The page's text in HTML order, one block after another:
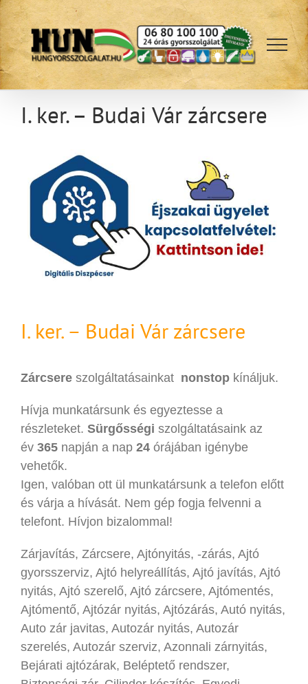
Kihagyás
I. ker. – Budai Vár zárcsere
I. ker. – Budai Vár zárcsere
Zárcsere szolgáltatásainkat nonstop kínáljuk.
Hívja munkatársunk és egyeztesse a
részleteket. Sürgősségi szolgáltatásaink az
év 365 napján a nap 24 órájában igénybe
vehetők.
Igen, valóban ott ül munkatársunk a telefon előtt
és várja a hívását. Nem gép fogja felvenni a
telefont. Hívjon bizalommal!
Zárjavítás, Zárcsere, Ajtónyitás, -zárás, Ajtó
gyorsszerviz, Ajtó helyreállítás, Ajtó javítás, Ajtó
nyitás, Ajtó szerelő, Ajtó zárcsere, Ajtómentés,
Ajtómentő, Ajtózár nyitás, Ajtózárás, Autó nyitás,
Auto zár javitas, Autozár nyitás, Autozár
szerelés, Autozár szerviz, Azonnali zárnyitás,
Bejárati ajtózárak, Beléptető rendszer,